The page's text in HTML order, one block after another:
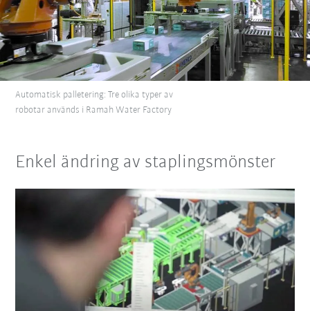
Automatisk palletering: Tre olika typer av
robotar används i Ramah Water Factory
Enkel ändring av staplingsmönster